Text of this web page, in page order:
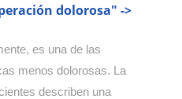
dolorosa" ->
es una de las
menos dolorosas. La
describen una